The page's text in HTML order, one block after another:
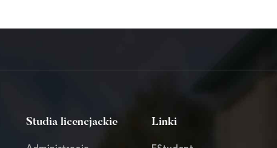
Studia licencjackie Linki